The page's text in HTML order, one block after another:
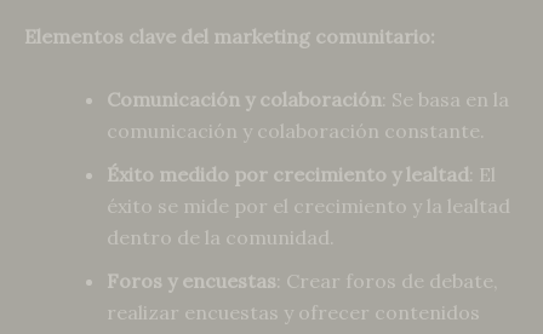
Elementos clave del marketing comunitario:
Comunicación y colaboración: Se basa en la
comunicación y colaboración constante.
Éxito medido por crecimiento y lealtad: El
éxito se mide por el crecimiento y la lealtad
dentro de la comunidad.
Foros y encuestas: Crear foros de debate,
realizar encuestas y ofrecer contenidos